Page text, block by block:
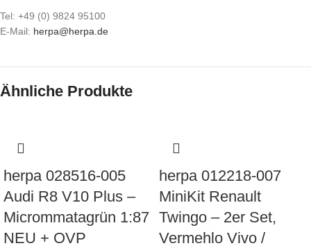
Tel: +49 (0) 9824 95100
E-Mail: herpa@herpa.de
Ähnliche Produkte
herpa 028516-005
Audi R8 V10 Plus –
Micrommatagrün 1:87
NEU + OVP
herpa 012218-007
MiniKit Renault
Twingo – 2er Set,
Vermehlo Vivo /